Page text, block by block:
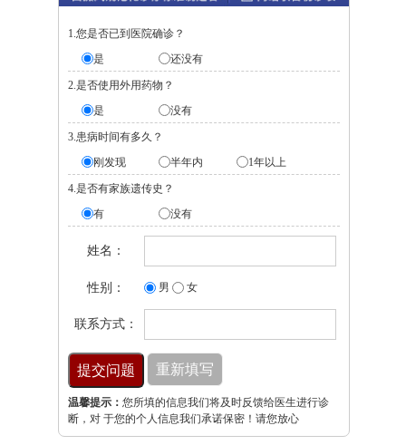
1.您是否已到医院确诊？
是
还没有
2.是否使用外用药物？
是
没有
3.患病时间有多久？
刚发现
半年内 1年以上
4.是否有家族遗传史？
有
没有
姓名：
性别： 男 女
联系方式：
温馨提示： 您所填的信息我们将及时反馈给医生进行诊
断，对 于您的个人信息我们承诺保密！请您放心